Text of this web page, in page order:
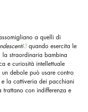
a quelli di
3 quando esercita le
la straordinaria bambina
e curiosità intellettuale
debole può usare contro
e la cattiveria dei pacchiani
con indifferenza e